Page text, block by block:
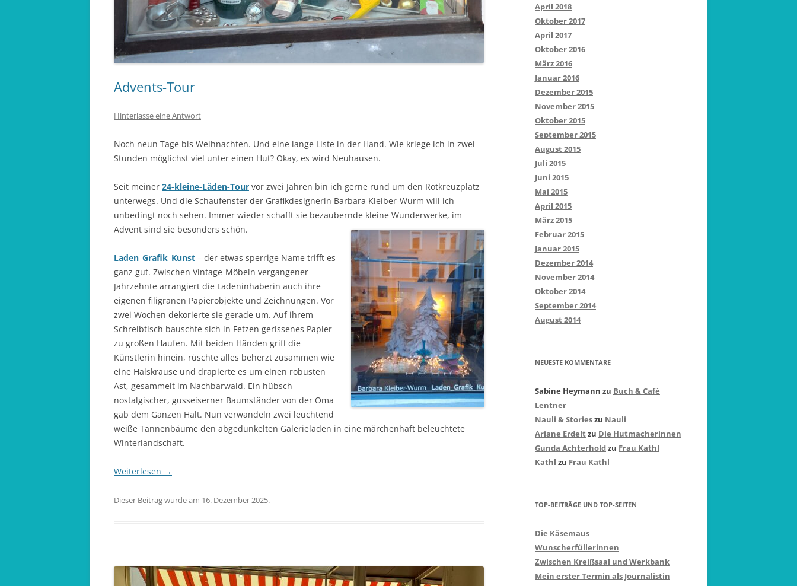
Advents-Tour
Hinterlasse eine Antwort
Noch neun Tage bis Weihnachten. Und eine lange Liste in der Hand. Wie kriege ich in zwei
Stunden möglichst viel unter einen Hut? Okay, es wird Neuhausen.
Seit meiner 24-kleine-Läden-Tour vor zwei Jahren bin ich gerne rund um den Rotkreuzplatz
unterwegs. Und die Schaufenster der Grafikdesignerin Barbara Kleiber-Wurm will ich
unbedingt noch sehen. Immer wieder schafft sie bezaubernde kleine Wunderwerke, im
Advent sind sie besonders schön.
Laden_Grafik_Kunst – der etwas sperrige Name trifft es
ganz gut. Zwischen Vintage-Möbeln vergangener
Jahrzehnte arrangiert die Ladeninhaberin auch ihre
eigenen filigranen Papierobjekte und Zeichnungen. Vor
zwei Wochen dekorierte sie gerade um. Auf ihrem
Schreibtisch bauschte sich in Fetzen gerissenes Papier
zu großen Haufen. Mit beiden Händen griff die
Künstlerin hinein, rüschte alles beherzt zusammen wie
eine Halskrause und drapierte es um einen robusten
Ast, gesammelt im Nachbarwald. Ein hübsch
nostalgischer, gusseiserner Baumständer von der Oma
gab dem Ganzen Halt. Nun verwandeln zwei leuchtend
weiße Tannenbäume den abgedunkelten Galerieladen in eine märchenhaft beleuchtete
Winterlandschaft.
Weiterlesen →
Dieser Beitrag wurde am 16. Dezember 2025.
April 2018
Oktober 2017
April 2017
Oktober 2016
März 2016
Januar 2016
Dezember 2015
November 2015
Oktober 2015
September 2015
August 2015
Juli 2015
Juni 2015
Mai 2015
April 2015
März 2015
Februar 2015
Januar 2015
Dezember 2014
November 2014
Oktober 2014
September 2014
August 2014
NEUESTE KOMMENTARE
Sabine Heymann zu Buch & Café
Lentner
Nauli & Storieszu Nauli
Ariane Erdelt zu Die Hutmacherinnen
Gunda Achterholdzu Frau Kathl
Kathl zu Frau Kathl
TOP-BEITRÄGE UND TOP-SEITEN
Die Käsemaus
Wunscherfüllerinnen
Zwischen Kreißsaal und Werkbank
Mein erster Termin als Journalistin